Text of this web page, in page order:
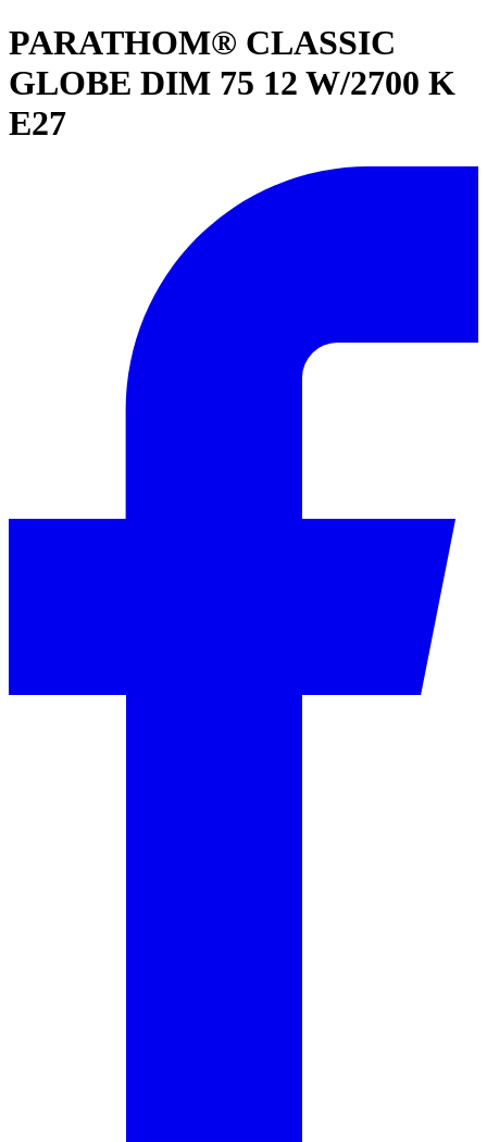
PARATHOM® CLASSIC
GLOBE DIM 75 12 W/2700 K
E27